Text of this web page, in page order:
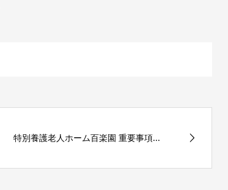
特別養護老人ホーム百楽園 重要事項...